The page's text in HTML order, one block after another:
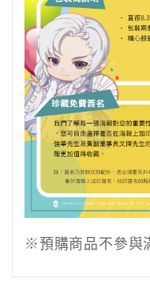
※預購商品不參與